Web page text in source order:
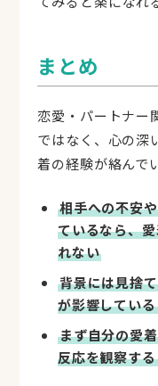
まとめ
恋愛・パートナー
ではなく、心の深
着の経験が絡んで
相手への不安
ているなら、
れない
背景には見捨
が影響してい
まず自分の愛
反応を観察す